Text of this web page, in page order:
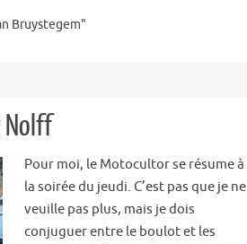
Bruystegem"
Nolff
Pour moi, le Motocultor se résume à
la soirée du jeudi. C’est pas que je ne
veuille pas plus, mais je dois
conjuguer entre le boulot et les